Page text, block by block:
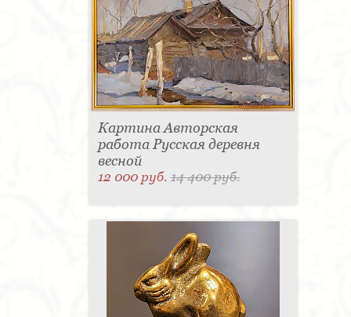
Картина Авторская
работа Русская деревня
весной
12 000 руб.14 400 руб.